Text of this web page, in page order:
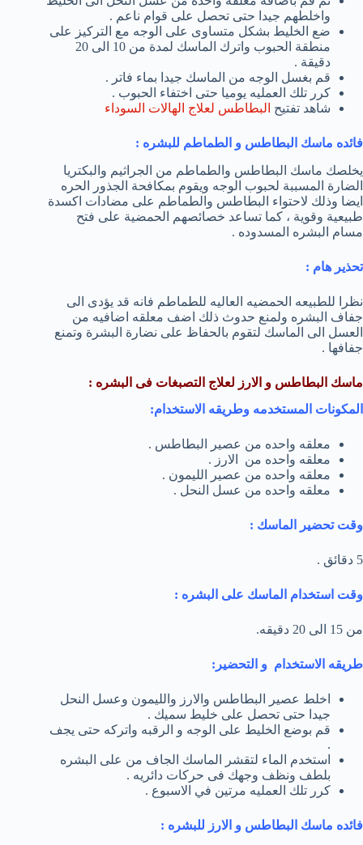
واخلطهم جيدا حتى تحصل على قوام ناعم .
ضع الخليط بشكل متساوى على الوجه مع التركيز على
منطقة الحبوب واترك الماسك لمدة من 10 الى 20
دقيقة .
قم بغسل الوجه من الماسك جيدا بماء فاتر .
كرر تلك العمليه يوميا حتى اختفاء الحبوب .
شاهد تفتيح البطاطس لعلاج الهالات السوداء
فائده ماسك البطاطس و الطماطم للبشره :
يخلصك ماسك البطاطس والطماطم من الجراثيم والبكتريا
الضارة المسببة لحبوب الوجه ويقوم بمكافحة الجذور الحره
ايضا وذلك لاحتواء البطاطس والطماطم على مضادات اكسدة
طبيعية وقوية ، كما تساعد خصائصهم الحمضية على فتح
مسام البشره المسدوده .
تحذير هام :
نظرا للطبيعه الحمضيه العاليه للطماطم فانه قد يؤدى الى
جفاف البشره ولمنع حدوث ذلك اضف معلقه اضافيه من
العسل الى الماسك لتقوم بالحفاظ على نضارة البشرة وتمنع
جفافها .
ماسك البطاطس و الارز لعلاج التصبغات فى البشره :
المكونات المستخدمه وطريقه الاستخدام:
معلقه واحده من عصير البطاطس .
معلقه واحده من الارز .
معلقه واحده من عصير الليمون .
معلقه واحده من عسل النحل .
وقت تحضير الماسك :
5 دقائق .
وقت استخدام الماسك على البشره :
من 15 الى 20 دقيقه.
طريقه الاستخدام و التحضير:
اخلط عصير البطاطس والارز والليمون وعسل النحل
جيدا حتى تحصل على خليط سميك .
قم بوضع الخليط على الوجه و الرقبه واتركه حتى يجف
.
استخدم الماء لتقشر الماسك الجاف من على البشره
بلطف ونظف وجهك فى حركات دائريه .
كرر تلك العمليه مرتين في الاسبوع .
فائده ماسك البطاطس و الارز للبشره :